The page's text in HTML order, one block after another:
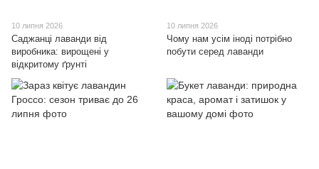
10 липня 2026
Саджанці лаванди від
виробника: вирощені у
відкритому ґрунті
10 липня 2026
Чому нам усім іноді потрібно
побути серед лаванди